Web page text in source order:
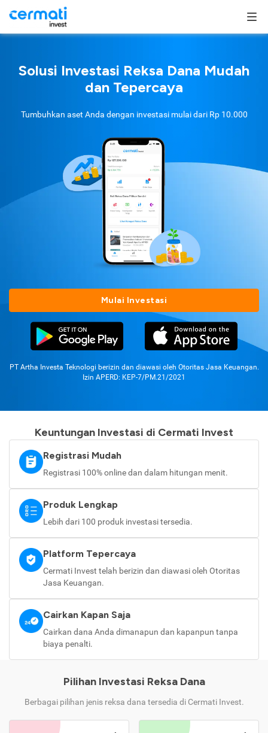
Solusi Investasi Reksa Dana Mudah
dan Tepercaya
Tumbuhkan aset Anda dengan investasi mulai dari Rp 10.000
Mulai Investasi
PT Artha Investa Teknologi berizin dan diawasi oleh Otoritas Jasa Keuangan.
Izin APERD: KEP-7/PM.21/2021
Keuntungan Investasi di Cermati Invest
Registrasi Mudah
Registrasi 100% online dan dalam hitungan menit.
Produk Lengkap
Lebih dari 100 produk investasi tersedia.
Platform Tepercaya
Cermati Invest telah berizin dan diawasi oleh Otoritas
Jasa Keuangan.
Cairkan Kapan Saja
Cairkan dana Anda dimanapun dan kapanpun tanpa
biaya penalti.
Pilihan Investasi Reksa Dana
Berbagai pilihan jenis reksa dana tersedia di Cermati Invest.